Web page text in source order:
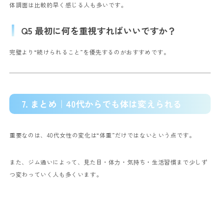
体調面は比較的早く感じる人も多いです。
Q5 最初に何を重視すればいいですか？
完璧より“続けられること”を優先するのがおすすめです。
7. まとめ｜40代からでも体は変えられる
重要なのは、40代女性の変化は“体重”だけではないという点です。
また、ジム通いによって、見た目・体力・気持ち・生活習慣まで少しず
つ変わっていく人も多くいます。